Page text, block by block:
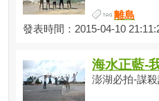
離島
發表時間：2015-04-10
海水正藍-
澎湖必拍-謀